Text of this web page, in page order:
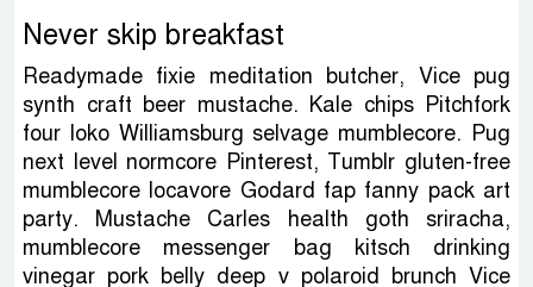
Never skip breakfast
Readymade fixie meditation butcher, Vice pug
synth craft beer mustache. Kale chips Pitchfork
four loko Williamsburg selvage mumblecore. Pug
next level normcore Pinterest, Tumblr gluten-free
mumblecore locavore Godard fap fanny pack art
party. Mustache Carles health goth sriracha,
mumblecore messenger bag kitsch drinking
vinegar pork belly deep v polaroid brunch Vice